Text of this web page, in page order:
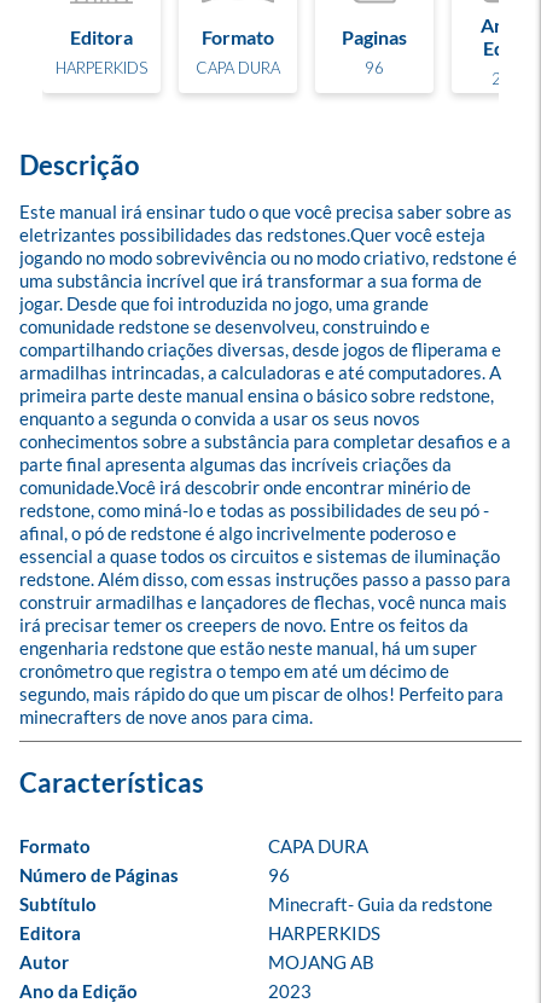
Editora
HARPERKIDS
Formato
CAPA DURA
Paginas
96
Ano de
Edição
2023
Descrição
Este manual irá ensinar tudo o que você precisa saber sobre as
eletrizantes possibilidades das redstones.Quer você esteja
jogando no modo sobrevivência ou no modo criativo, redstone é
uma substância incrível que irá transformar a sua forma de
jogar. Desde que foi introduzida no jogo, uma grande
comunidade redstone se desenvolveu, construindo e
compartilhando criações diversas, desde jogos de fliperama e
armadilhas intrincadas, a calculadoras e até computadores. A
primeira parte deste manual ensina o básico sobre redstone,
enquanto a segunda o convida a usar os seus novos
conhecimentos sobre a substância para completar desafios e a
parte final apresenta algumas das incríveis criações da
comunidade.Você irá descobrir onde encontrar minério de
redstone, como miná-lo e todas as possibilidades de seu pó -
afinal, o pó de redstone é algo incrivelmente poderoso e
essencial a quase todos os circuitos e sistemas de iluminação
redstone. Além disso, com essas instruções passo a passo para
construir armadilhas e lançadores de flechas, você nunca mais
irá precisar temer os creepers de novo. Entre os feitos da
engenharia redstone que estão neste manual, há um super
cronômetro que registra o tempo em até um décimo de
segundo, mais rápido do que um piscar de olhos! Perfeito para
minecrafters de nove anos para cima.
Formato
CAPA DURA
Número de Páginas
96
Subtítulo
Minecraft- Guia da redstone
Editora
HARPERKIDS
Autor
MOJANG AB
Ano da Edição
2023